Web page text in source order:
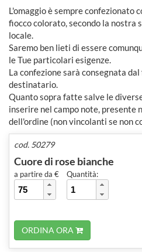
L'omaggio è sempre confezionato
fiocco colorato, secondo la nostra
locale.
Saremo ben lieti di essere
le Tue particolari esigenze.
La confezione sarà consegnata
destinatario.
Quanto sopra fatte salve le
inserire nel campo note, presente
dell'ordine (non vincolanti se non
cod. 50279
Cuore di rose bianche
a partire da € Quantità:
ORDINA ORA